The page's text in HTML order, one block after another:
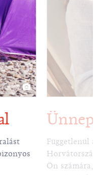
Függetlenül
Ön számára,